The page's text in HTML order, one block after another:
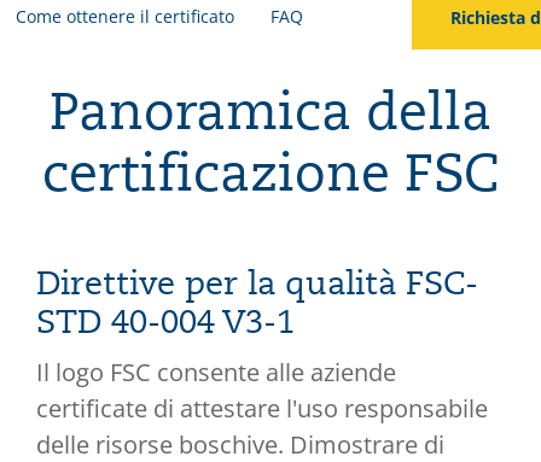
Come ottenere il certificato FAQ Richiesta
Panoramica della
certificazione FSC
Direttive per la qualità FSC-
STD 40-004 V3-1
Il logo FSC consente alle aziende
certificate di attestare l'uso responsabile
delle risorse boschive. Dimostrare di